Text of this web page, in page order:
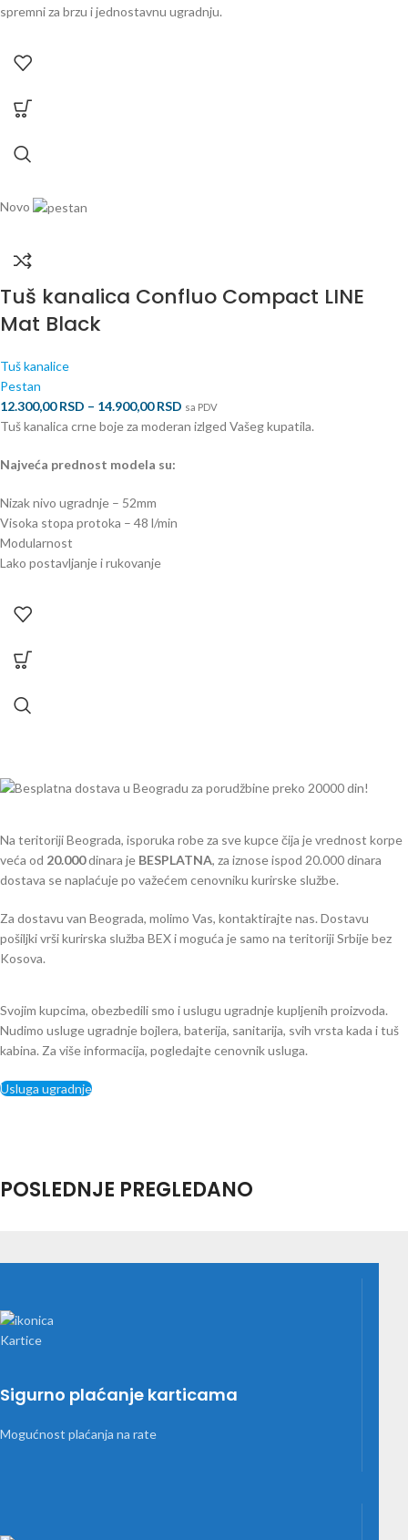
spremni za brzu i jednostavnu ugradnju.
Novo
Tuš kanalica Confluo Compact LINE
Mat Black
Tuš kanalice
Pestan
12.300,00RSD – 14.900,00RSD sa PDV
Tuš kanalica crne boje za moderan izlged Vašeg kupatila.
Najveća prednost modela su:
Nizak nivo ugradnje – 52mm
Visoka stopa protoka – 48 l/min
Modularnost
Lako postavljanje i rukovanje
Na teritoriji Beograda, isporuka robe za sve kupce čija je vrednost korpe
veća od 20.000dinara je BESPLATNA, za iznose ispod 20.000 dinara
dostava se naplaćuje po važećem cenovniku kurirske službe.
Za dostavu van Beograda, molimo Vas, kontaktirajte nas. Dostavu
pošiljki vrši kurirska služba BEX i moguća je samo na teritoriji Srbije bez
Kosova.
Svojim kupcima, obezbedili smo i uslugu ugradnje kupljenih proizvoda.
Nudimo usluge ugradnje bojlera, baterija, sanitarija, svih vrsta kada i tuš
kabina. Za više informacija, pogledajte cenovnik usluga.
Usluga ugradnje
POSLEDNJE PREGLEDANO
Sigurno plaćanje karticama
Mogućnost plaćanja na rate